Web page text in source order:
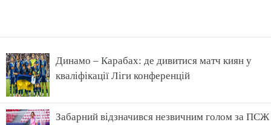
Динамо – Карабах: де дивитися матч киян у
кваліфікації Ліги конференцій
Забарний відзначився незвичним голом за ПСЖ